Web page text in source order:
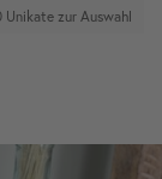
Unikate zur Auswahl